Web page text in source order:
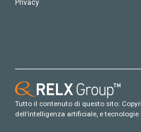
Privacy
Tutto il contenuto di questo sito:
dell’intelligenza artificiale, e